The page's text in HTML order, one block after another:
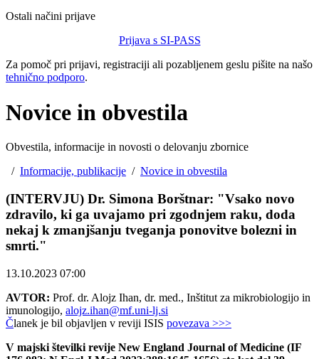
Ostali načini prijave
Prijava s SI-PASS
Za pomoč pri prijavi, registraciji ali pozabljenem geslu pišite na našo
tehnično podporo.
Novice in obvestila
Obvestila, informacije in novosti o delovanju zbornice
/ Informacije, publikacije / Novice in obvestila
(INTERVJU) Dr. Simona Borštnar: "Vsako novo
zdravilo, ki ga uvajamo pri zgodnjem raku, doda
nekaj k zmanjšanju tveganja ponovitve bolezni in
smrti."
13.10.2023 07:00
AVTOR: Prof. dr. Alojz Ihan, dr. med., Inštitut za mikrobiologijo in
imunologijo, alojz.ihan@mf.uni-lj.si
Članek je bil objavljen v reviji ISIS povezava >>>
V majski številki revije New England Journal of Medicine (IF